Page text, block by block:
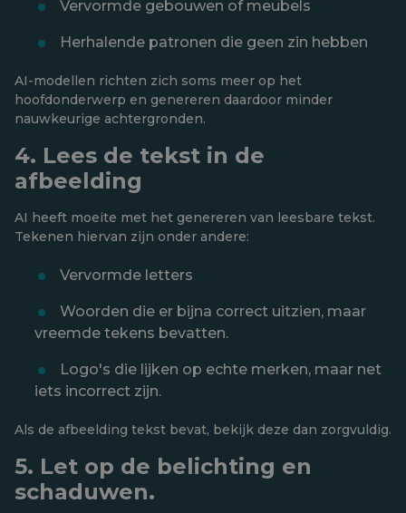
Vervormde gebouwen of meubels
Herhalende patronen die geen zin hebben
AI-modellen richten zich soms meer op het
hoofdonderwerp en genereren daardoor minder
nauwkeurige achtergronden.
4. Lees de tekst in de
afbeelding
AI heeft moeite met het genereren van leesbare tekst.
Tekenen hiervan zijn onder andere:
Vervormde letters
Woorden die er bijna correct uitzien, maar
vreemde tekens bevatten.
Logo's die lijken op echte merken, maar net
iets incorrect zijn.
Als de afbeelding tekst bevat, bekijk deze dan zorgvuldig.
5. Let op de belichting en
schaduwen.